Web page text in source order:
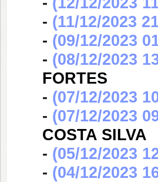
- (11/12/2023
- (09/12/2023
- (08/12/2023
FORTES
- (07/12/2023
- (07/12/2023
COSTA SILVA
- (05/12/2023
- (04/12/2023